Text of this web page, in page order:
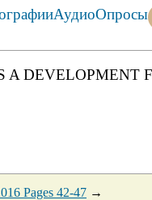
АудиоОпросы
A DEVELOPMENT
Pages 42-47 →